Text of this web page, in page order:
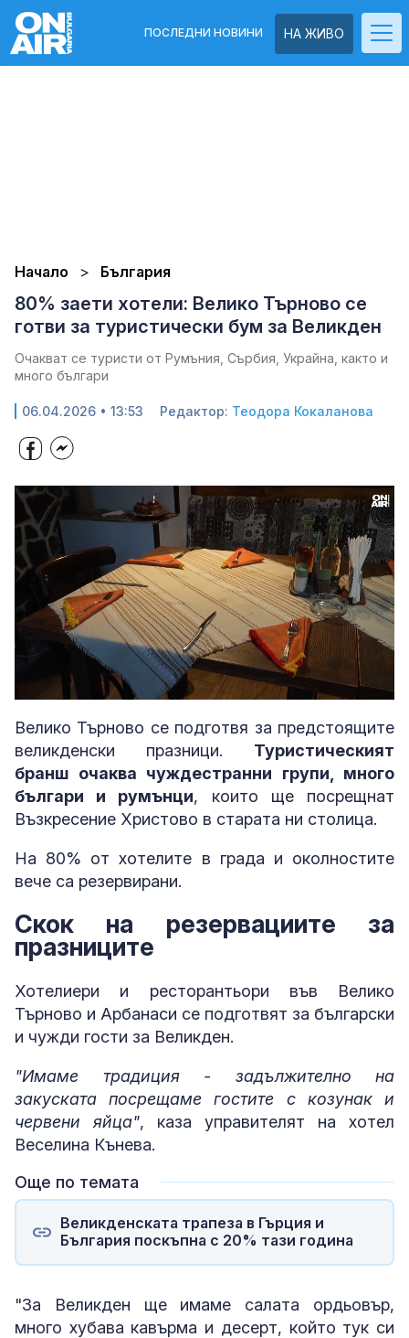
НА ЖИВО
ПОСЛЕДНИ НОВИНИ
Начало България
80% заети хотели: Велико Търново се
готви за туристически бум за Великден
Очакват се туристи от Румъния, Сърбия, Украйна, както и
много българи
06.04.2026 • 13:53 Редактор: Теодора Кокаланова
Loaded:
38.61%
Велико Търново се подготвя за предстоящите
великденски празници. Туристическият
бранш очаква чуждестранни групи, много
българи и румънци, които ще посрещнат
Възкресение Христово в старата ни столица.
На 80% от хотелите в града и околностите
вече са резервирани.
Скок на резервациите за
празниците
Хотелиери и ресторантьори във Велико
Търново и Арбанаси се подготвят за български
и чужди гости за Великден.
"Имаме традиция - задължително на
закуската посрещаме гостите с козунак и
червени яйца", каза управителят на хотел
Веселина Кънева.
Още по темата
Великденската трапеза в Гърция и
България поскъпна с 20% тази година
"За Великден ще имаме салата ордьовър,
много хубава кавърма и десерт, който тук си